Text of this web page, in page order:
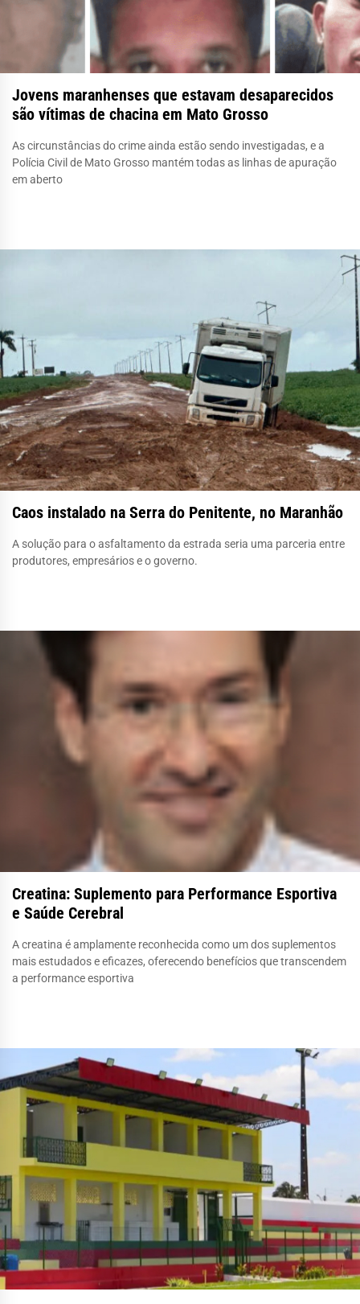
Jovens maranhenses que estavam desaparecidos
são vítimas de chacina em Mato Grosso
As circunstâncias do crime ainda estão sendo investigadas, e a
Polícia Civil de Mato Grosso mantém todas as linhas de apuração
em aberto
Caos instalado na Serra do Penitente, no Maranhão
A solução para o asfaltamento da estrada seria uma parceria entre
produtores, empresários e o governo.
Creatina: Suplemento para Performance Esportiva
e Saúde Cerebral
A creatina é amplamente reconhecida como um dos suplementos
mais estudados e eficazes, oferecendo benefícios que transcendem
a performance esportiva